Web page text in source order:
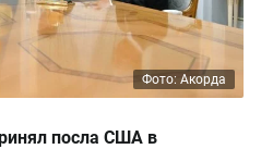
Фото: Акорда
посла США в